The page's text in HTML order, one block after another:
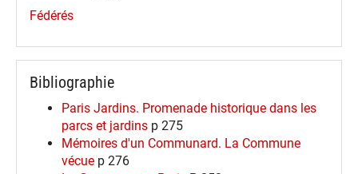
Fédérés
Bibliographie
Paris Jardins. Promenade historique dans les
parcs et jardins p 275
Mémoires d'un Communard. La Commune
vécue p 276